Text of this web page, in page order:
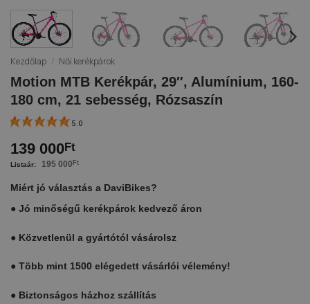
Kezdőlap / Női kerékpárok
Motion MTB Kerékpár, 29″, Alumínium, 160-
180 cm, 21 sebesség, Rózsaszín
5.0
139 000Ft
195 000 Ft
Miért jó választás a DaviBikes?
● Jó minőségű kerékpárok kedvező áron
● Közvetlenül a gyártótól vásárolsz
● Több mint 1500 elégedett vásárlói vélemény!
● Biztonságos házhoz szállítás